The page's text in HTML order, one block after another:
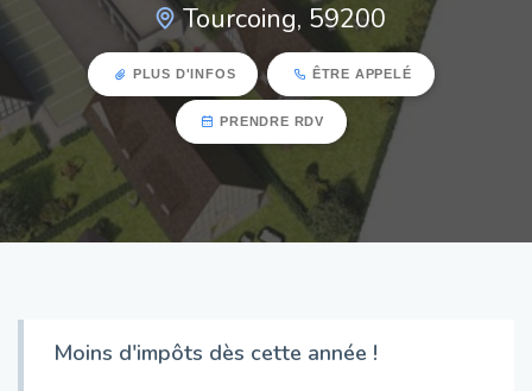
Tourcoing, 59200
PLUS D'INFOS ÊTRE APPELÉ
PRENDRE RDV
Moins d'impôts dès cette année !